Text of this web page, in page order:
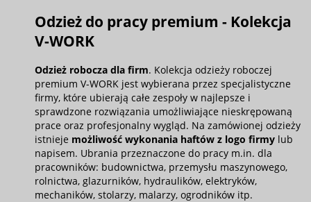
Odzież do pracy premium - Kolekcja
V-WORK
Odzież robocza dla firm. Kolekcja odzieży roboczej
premium V-WORK jest wybierana przez specjalistyczne
firmy, które ubierają całe zespoły w najlepsze i
sprawdzone rozwiązania umożliwiające nieskrępowaną
prace oraz profesjonalny wygląd. Na zamówionej odzieży
istnieje możliwość wykonania haftów z logo firmy lub
napisem. Ubrania przeznaczone do pracy m.in. dla
pracowników: budownictwa, przemysłu maszynowego,
rolnictwa, glazurników, hydraulików, elektryków,
mechaników, stolarzy, malarzy, ogrodników itp.